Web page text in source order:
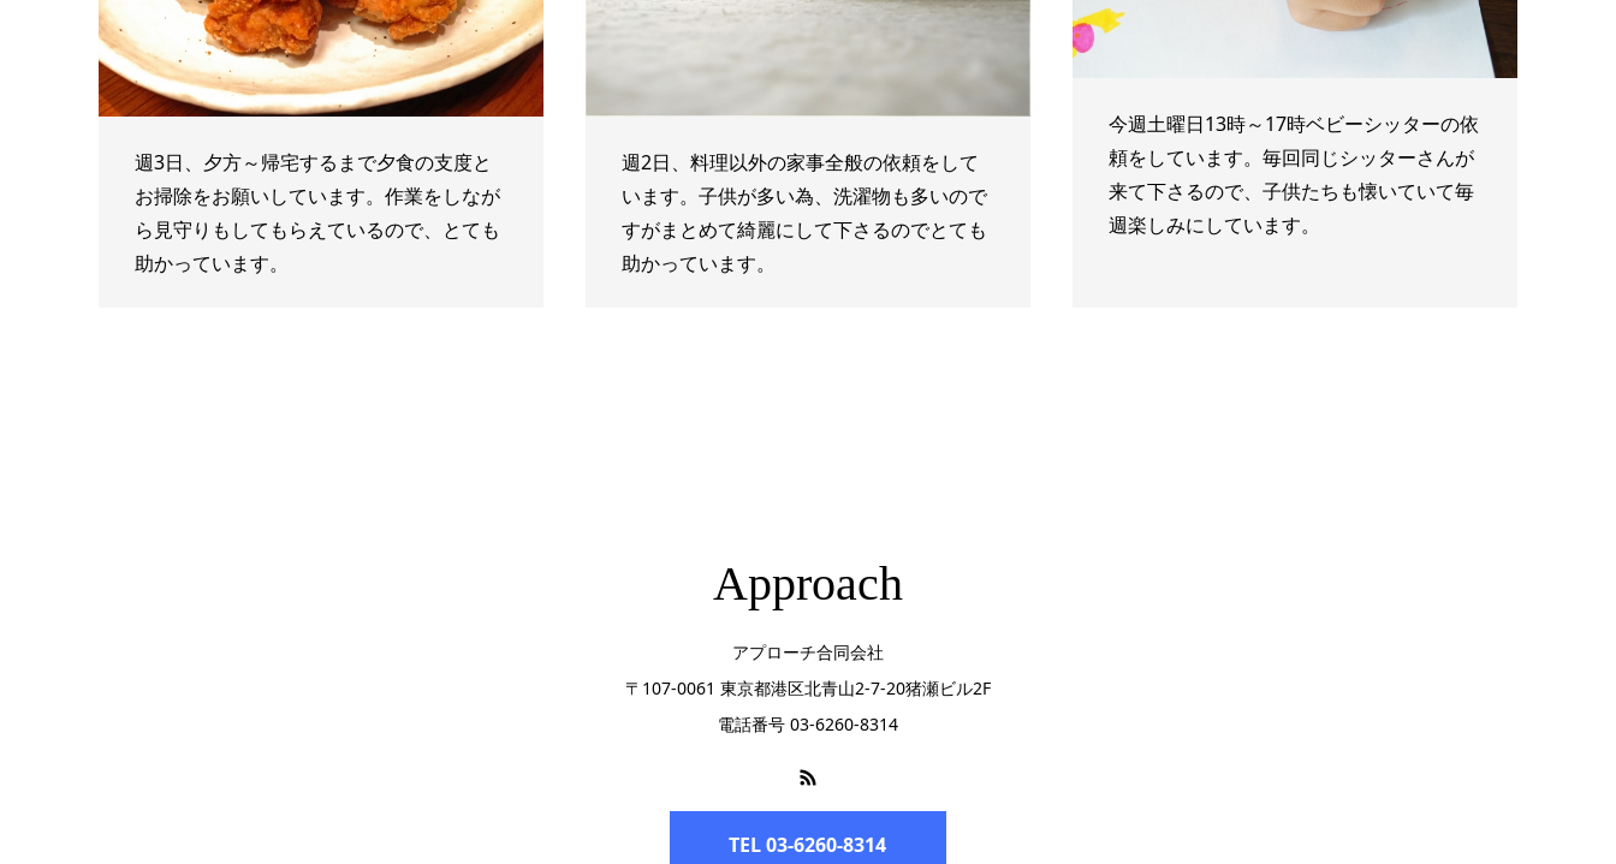
週3日、夕方～帰宅するまで夕食の支度と
お掃除をお願いしています。作業をしなが
ら見守りもしてもらえているので、とても
助かっています。
週2日、料理以外の家事全般の依頼をして
います。子供が多い為、洗濯物も多いので
すがまとめて綺麗にして下さるのでとても
助かっています。
今週土曜日13時～17時ベビーシッターの依
頼をしています。毎回同じシッターさんが
来て下さるので、子供たちも懐いていて毎
週楽しみにしています。
Approach
アプローチ合同会社
〒107-0061 東京都港区北青山2-7-20猪瀬ビル2F
電話番号 03-6260-8314
TEL 03-6260-8314